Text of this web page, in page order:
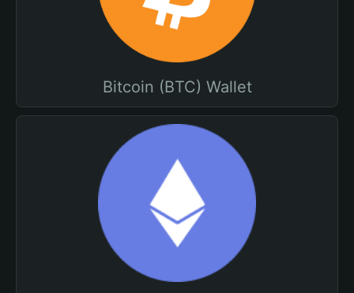
Bitcoin (BTC) Wallet